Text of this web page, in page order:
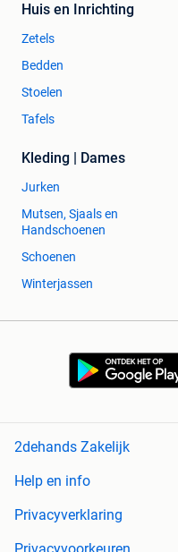
Huis en Inrichting
Zetels
Bedden
Stoelen
Tafels
Kleding | Dames
Jurken
Mutsen, Sjaals en
Handschoenen
Schoenen
Winterjassen
2dehands Zakelijk
Help en info
Privacyverklaring